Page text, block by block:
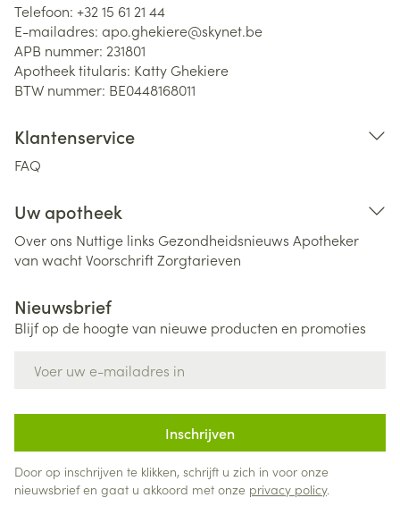
Telefoon: +32 15 61 21 44
E-mailadres: apo.ghekiere@skynet.be
APB nummer: 231801
Apotheek titularis: Katty Ghekiere
BTW nummer: BE0448168011
Klantenservice
FAQ
Uw apotheek
Over ons Nuttige links Gezondheidsnieuws Apotheker
van wachtVoorschriftZorgtarieven
Nieuwsbrief
Blijf op de hoogte van nieuwe producten en promoties
Inschrijven
Door op inschrijven te klikken, schrijft u zich in voor onze
nieuwsbrief en gaat u akkoord met onze privacy policy.